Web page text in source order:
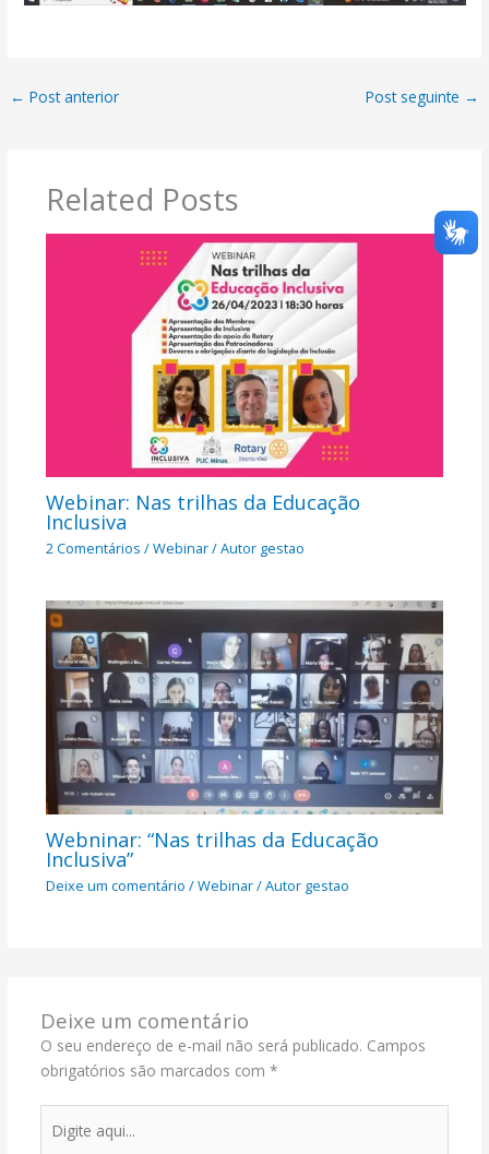
← Post anterior Post seguinte →
Related Posts
Webinar: Nas trilhas da Educação
Inclusiva
2 Comentários /Webinar/ Autor gestao
Webninar: “Nas trilhas da Educação
Inclusiva”
Deixe um comentário /Webinar/ Autor gestao
Deixe um comentário
O seu endereço de e-mail não será publicado. Campos
obrigatórios são marcados com *
aqui...